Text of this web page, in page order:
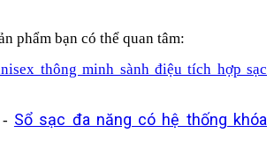
phẩm bạn có thể quan tâm:
thông minh sành điệu tích hợp sạc
Sổ sạc đa năng có hệ thống khóa